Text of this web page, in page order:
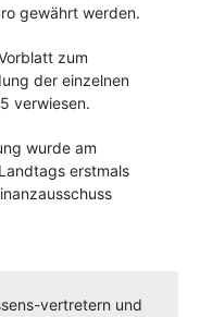
gewährt werden.
zum
der einzelnen
verwiesen.
wurde am
erstmals
vertretern und